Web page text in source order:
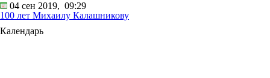
04 сен 2019, 09:29
100 лет Михаилу Калашникову
Календарь